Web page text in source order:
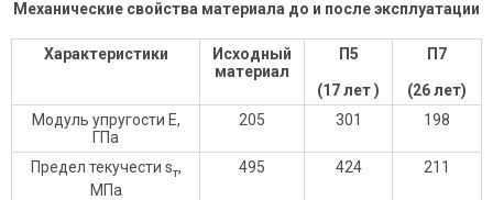
Механические свойства материала до и после эксплуатации
Характеристики
Исходный
материал
П5
(17 лет )
П7
(26 лет)
Модуль упругости Е,
ГПа
205 301 198
Предел текучести sт,
МПа
495 424 211